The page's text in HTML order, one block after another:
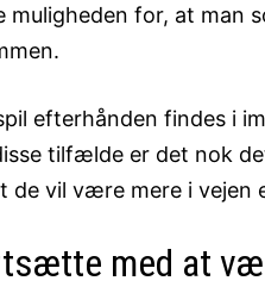
muligheden for, at man
efterhånden findes i
tilfælde er det nok
de vil være mere i vejen
med at